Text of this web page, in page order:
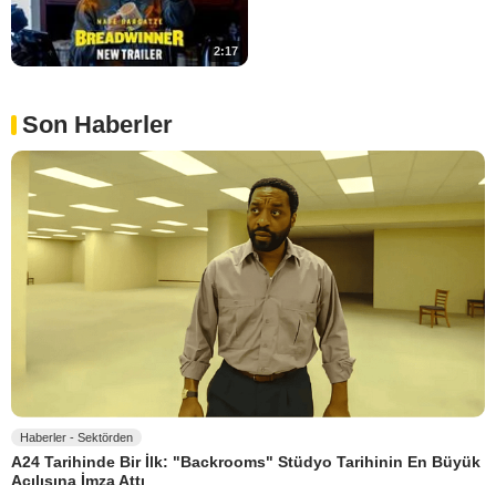
2:17
Son Haberler
Haberler - Sektörden
A24 Tarihinde Bir İlk: "Backrooms" Stüdyo Tarihinin En Büyük
Açılışına İmza Attı